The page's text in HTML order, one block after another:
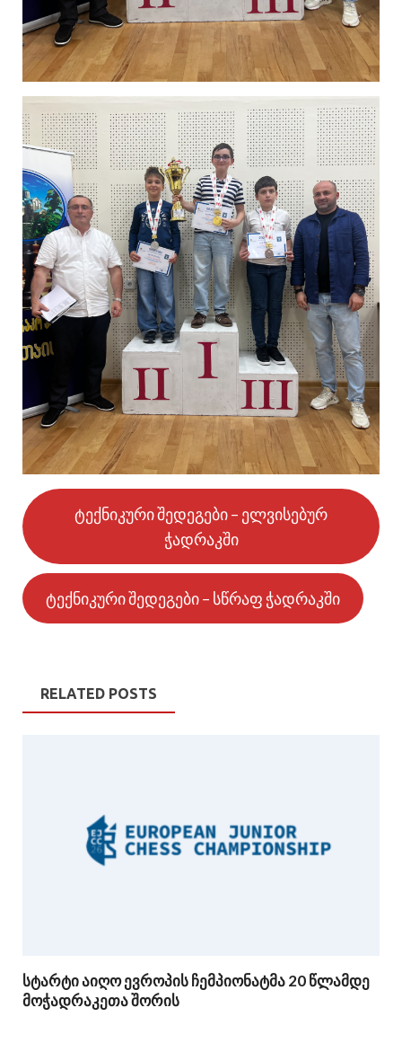
ტექნიკური შედეგები – ელვისებურ
ჭადრაკში
ტექნიკური შედეგები – სწრაფ ჭადრაკში
RELATED POSTS
სტარტი აიღო ევროპის ჩემპიონატმა 20 წლამდე
მოჭადრაკეთა შორის